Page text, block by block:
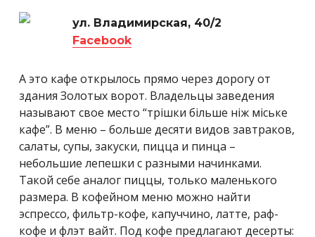
ул. Владимирская, 40/2
Facebook
А это кафе открылось прямо через дорогу от
здания Золотых ворот. Владельцы заведения
называют свое место “трішки більше ніж мiське
кафе”. В меню – больше десяти видов завтраков,
салаты, супы, закуски, пицца и пинца –
небольшие лепешки с разными начинками.
Такой себе аналог пиццы, только маленького
размера. В кофейном меню можно найти
эспрессо, фильтр-кофе, капуччино, латте, раф-
кофе и флэт вайт. Под кофе предлагают десерты: